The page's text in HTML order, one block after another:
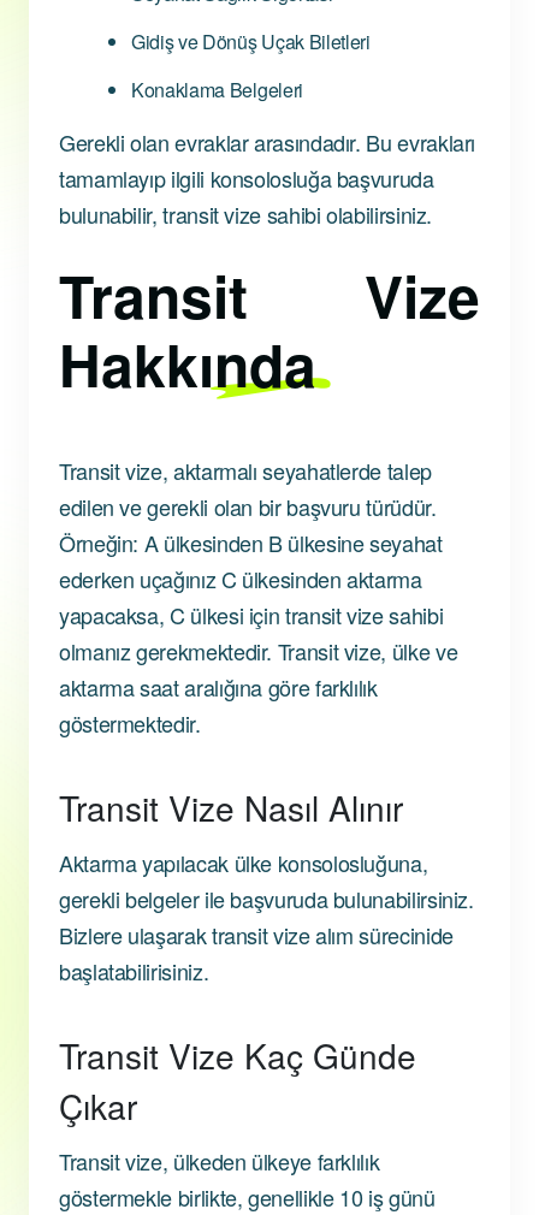
Gidiş ve Dönüş Uçak Biletleri
Konaklama Belgeleri
Gerekli olan evraklar arasındadır. Bu evrakları
tamamlayıp ilgili konsolosluğa başvuruda
bulunabilir, transit vize sahibi olabilirsiniz.
Transit Vize
Hakkında
Transit vize, aktarmalı seyahatlerde talep
edilen ve gerekli olan bir başvuru türüdür.
Örneğin: A ülkesinden B ülkesine seyahat
ederken uçağınız C ülkesinden aktarma
yapacaksa, C ülkesi için transit vize sahibi
olmanız gerekmektedir. Transit vize, ülke ve
aktarma saat aralığına göre farklılık
göstermektedir.
Transit Vize Nasıl Alınır
Aktarma yapılacak ülke konsolosluğuna,
gerekli belgeler ile başvuruda bulunabilirsiniz.
Bizlere ulaşarak transit vize alım sürecinide
başlatabilirisiniz.
Transit Vize Kaç Günde
Çıkar
Transit vize, ülkeden ülkeye farklılık
göstermekle birlikte, genellikle 10 iş günü